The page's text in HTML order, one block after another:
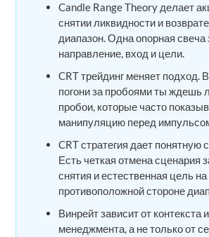
Candle Range Theory делает
снятии ликвидности и
диапазон. Одна опорная свеча
направление, вход и цели.
CRT трейдинг меняет подход.
погони за пробоями ты ждешь
пробои, которые часто
манипуляцию перед
CRT стратегия дает понятную
Есть четкая отмена сценария
снятия и естественная цель на
противоположной стороне
Винрейт зависит от контекста
менеджмента, а не только от